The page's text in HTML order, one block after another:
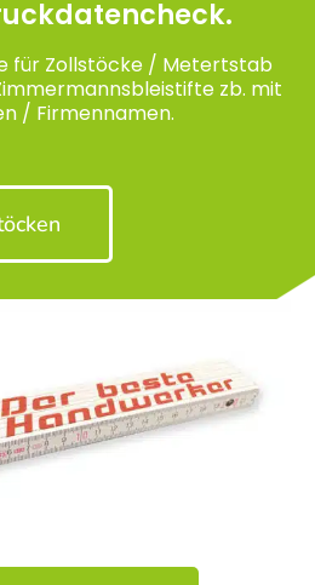
für Zollstöcke / Metertstab
zb. mit
/ Firmennamen.